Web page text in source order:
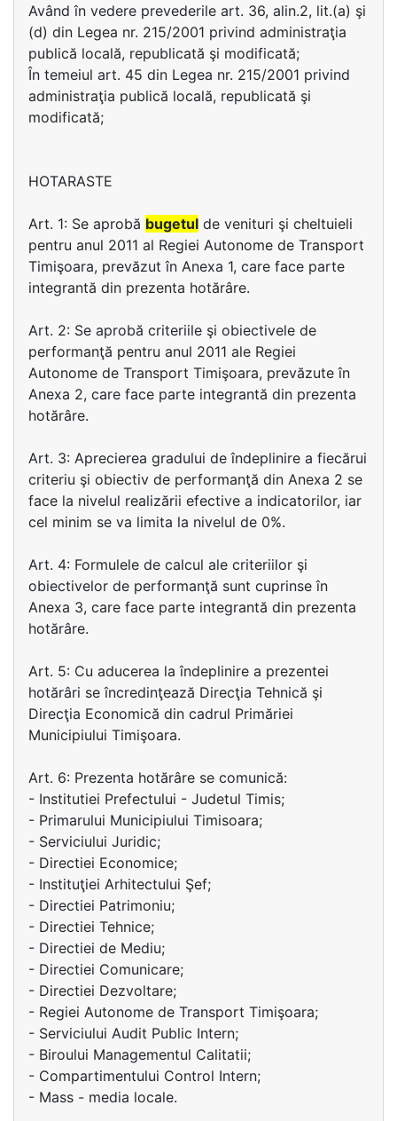
Având în vedere prevederile art. 36, alin.2, lit.(a) şi
(d) din Legea nr. 215/2001 privind administraţia
publică locală, republicată şi modificată;
În temeiul art. 45 din Legea nr. 215/2001 privind
administraţia publică locală, republicată şi
modificată;
HOTARASTE
Art. 1: Se aprobă bugetul de venituri şi cheltuieli
pentru anul 2011 al Regiei Autonome de Transport
Timişoara, prevăzut în Anexa 1, care face parte
integrantă din prezenta hotărâre.
Art. 2: Se aprobă criteriile şi obiectivele de
performanţă pentru anul 2011 ale Regiei
Autonome de Transport Timişoara, prevăzute în
Anexa 2, care face parte integrantă din prezenta
hotărâre.
Art. 3: Aprecierea gradului de îndeplinire a fiecărui
criteriu şi obiectiv de performanţă din Anexa 2 se
face la nivelul realizării efective a indicatorilor, iar
cel minim se va limita la nivelul de 0%.
Art. 4: Formulele de calcul ale criteriilor şi
obiectivelor de performanţă sunt cuprinse în
Anexa 3, care face parte integrantă din prezenta
hotărâre.
Art. 5: Cu aducerea la îndeplinire a prezentei
hotărâri se încredinţează Direcţia Tehnică şi
Direcţia Economică din cadrul Primăriei
Municipiului Timişoara.
Art. 6: Prezenta hotărâre se comunică:
- Institutiei Prefectului - Judetul Timis;
- Primarului Municipiului Timisoara;
- Serviciului Juridic;
- Directiei Economice;
- Instituţiei Arhitectului Şef;
- Directiei Patrimoniu;
- Directiei Tehnice;
- Directiei de Mediu;
- Directiei Comunicare;
- Directiei Dezvoltare;
- Regiei Autonome de Transport Timişoara;
- Serviciului Audit Public Intern;
- Biroului Managementul Calitatii;
- Compartimentului Control Intern;
- Mass - media locale.